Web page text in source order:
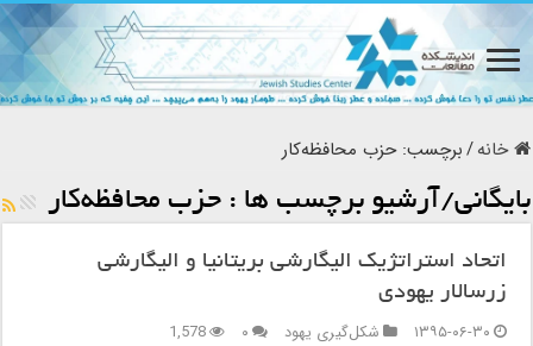
خانه/برچسب:حزب محافظه‌کار
بایگانی/آرشیو برچسب ها :حزب محافظه‌کار
اتحاد استراتژیک الیگارشی بریتانیا و الیگارشی
زرسالار یهودی
۱۳۹۵-۰۶-۳۰
شکل‌گیری یهود ۰ 1,578